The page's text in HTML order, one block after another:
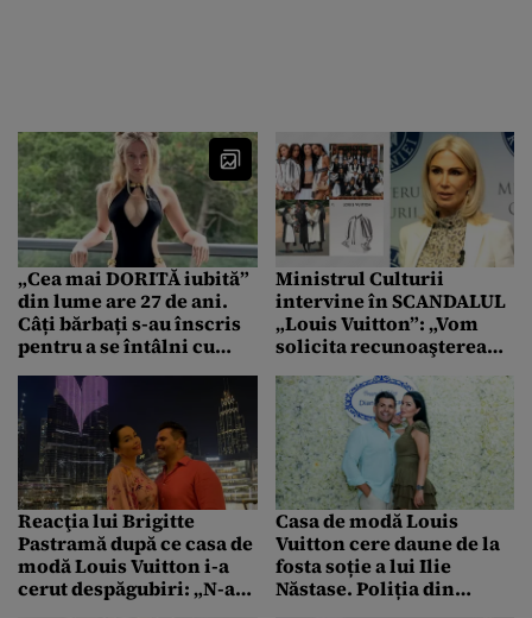
„Cea mai DORITĂ iubită”
din lume are 27 de ani.
Câți bărbați s-au înscris
pentru a se întâlni cu
Ministrul Culturii
intervine în SCANDALUL
„Louis Vuitton”: „Vom
solicita recunoaşterea
specifică zonei Sibiului”
Reacţia lui Brigitte
Pastramă după ce casa de
modă Louis Vuitton i-a
cerut despăgubiri: „N-am
Casa de modă Louis
Vuitton cere daune de la
fosta soție a lui Ilie
Năstase. Poliția din